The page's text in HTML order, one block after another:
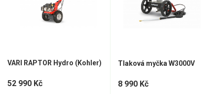
VARI RAPTOR Hydro (Kohler)
52 990 Kč
Tlaková myčka W3000V
8 990 Kč